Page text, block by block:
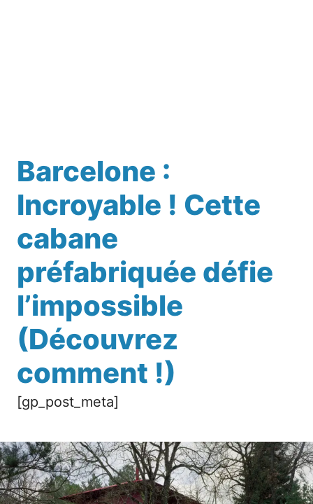
Barcelone :
Incroyable ! Cette
cabane
préfabriquée défie
l’impossible
(Découvrez
comment !)
[gp_post_meta]